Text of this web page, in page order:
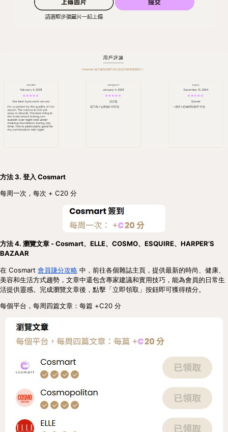
方法 3. 登入 Cosmart
每周一次，每次 + C20 分
方法 4. 瀏覽文章 - Cosmart、ELLE、COSMO、ESQUIRE、HARPER’S
BAZAAR
在 Cosmart 會員賺分攻略 中，前往各個雜誌主頁，提供最新的時尚、健康、
美容和生活方式趨勢，文章中還包含專家建議和實用技巧，能為會員的日常生
活提供靈感。完成瀏覽文章後，點擊「立即領取」按鈕即可獲得積分。
每個平台，每周四篇文章：每篇 +C20 分